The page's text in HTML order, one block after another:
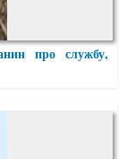
про службу,